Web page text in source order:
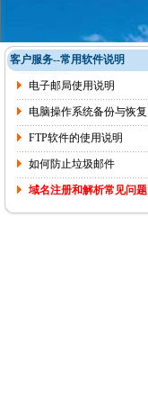
客户服务--常用软件说明
电子邮局使用说明
电脑操作系统备份与恢复
FTP软件的使用说明
如何防止垃圾邮件
域名注册和解析常见问题